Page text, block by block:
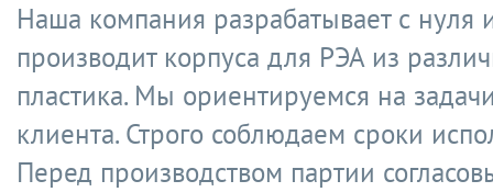
Наша компания разрабатывает с нуля
производит корпуса для РЭА из
пластика. Мы ориентируемся на
клиента. Строго соблюдаем сроки
Перед производством партии